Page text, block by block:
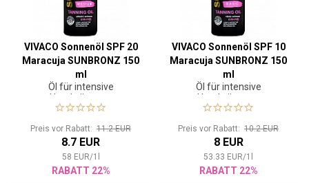
VIVACO Sonnenöl SPF 20
Maracuja SUNBRONZ 150
ml
Öl für intensive
Hautbräunung
Preis vor Rabatt: 11.2 EUR
8.7 EUR
58 EUR/1
RABATT 22%
VIVACO Sonnenöl SPF 10
Maracuja SUNBRONZ 150
ml
Öl für intensive
Hautbräunung
Preis vor Rabatt: 10.2 EUR
8 EUR
53.33 EUR/1
RABATT 22%